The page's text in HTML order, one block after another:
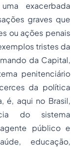
exacerbada
graves que
ou ações penais
tristes da
da Capital,
penitenciário
da política
é, aqui no Brasil,
do sistema
público e
educação,